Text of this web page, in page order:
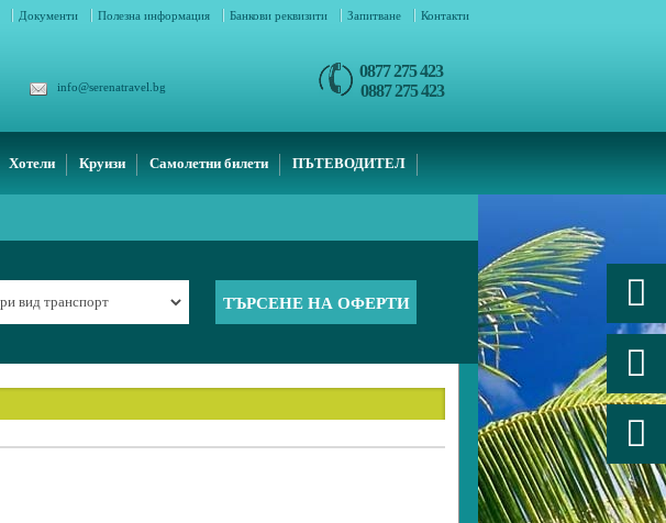
Документи Полезна информация Банкови реквизити Запитване Контакти
info@serenatravel.bg
0877 275 423
0887 275 423
Хотели Круизи Самолетни билети ПЪТЕВОДИТЕЛ